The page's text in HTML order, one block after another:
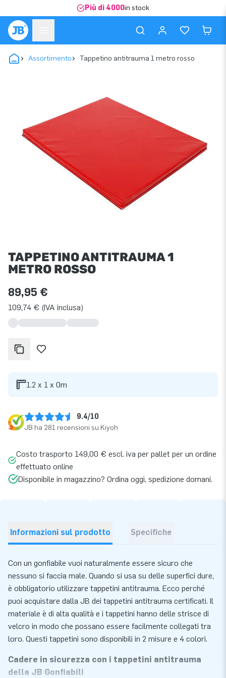
Più di 4000in stock
Assortimento Tappetino antitrauma 1 metro rosso
TAPPETINO ANTITRAUMA 1
METRO ROSSO
89,95 €
109,74 € (IVA inclusa)
1.2 x 1 x 0m
9.4/10
JB ha 281 recensioni su Kiyoh
Costo trasporto 149,00 € escl. iva per pallet per un ordine
effettuato online
Disponibile in magazzino? Ordina oggi, spedizione domani.
Informazioni sul prodotto Specifiche
Con un gonfiabile vuoi naturalmente essere sicuro che
nessuno si faccia male. Quando si usa su delle superfici dure,
è obbligatorio utilizzare tappetini antitrauma. Ecco perché
puoi acquistare dalla JB dei tappetini antitrauma certificati. Il
materiale è di alta qualità e i tappetini hanno delle strisce di
velcro in modo che possano essere facilmente collegati tra
loro. Questi tappetini sono disponibili in 2 misure e 4 colori.
Cadere in sicurezza con i tappetini antitrauma
della JB Gonfiabili